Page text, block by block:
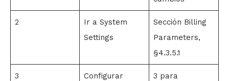
2
Ir a System
Settings
Sección Billing
Parameters,
§4.3.5.1
3
Configurar
3 para